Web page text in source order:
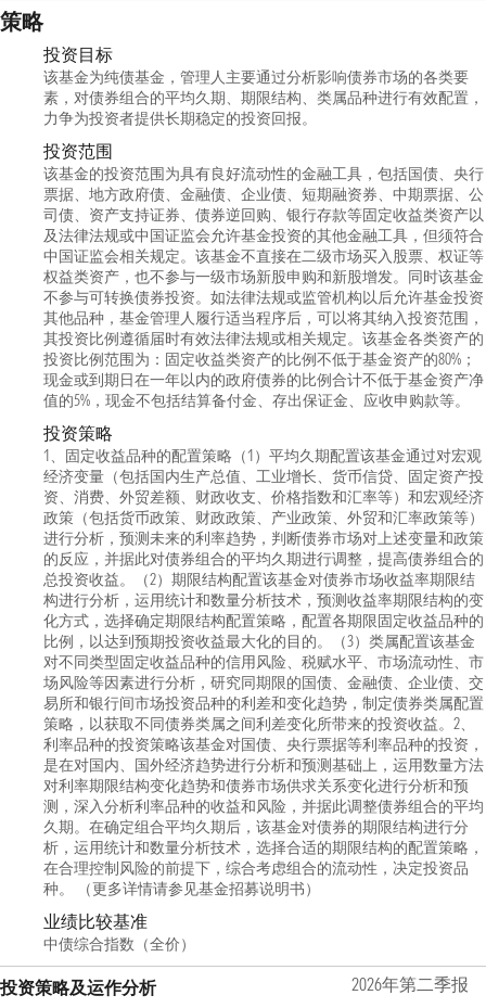
策略
投资目标
该基金为纯债基金，管理人主要通过分析影响债券市场的各类要
素，对债券组合的平均久期、期限结构、类属品种进行有效配置，
力争为投资者提供长期稳定的投资回报。
投资范围
该基金的投资范围为具有良好流动性的金融工具，包括国债、央行
票据、地方政府债、金融债、企业债、短期融资券、中期票据、公
司债、资产支持证券、债券逆回购、银行存款等固定收益类资产以
及法律法规或中国证监会允许基金投资的其他金融工具，但须符合
中国证监会相关规定。该基金不直接在二级市场买入股票、权证等
权益类资产，也不参与一级市场新股申购和新股增发。同时该基金
不参与可转换债券投资。如法律法规或监管机构以后允许基金投资
其他品种，基金管理人履行适当程序后，可以将其纳入投资范围，
其投资比例遵循届时有效法律法规或相关规定。该基金各类资产的
投资比例范围为：固定收益类资产的比例不低于基金资产的80%；
现金或到期日在一年以内的政府债券的比例合计不低于基金资产净
值的5%，现金不包括结算备付金、存出保证金、应收申购款等。
投资策略
1、固定收益品种的配置策略（1）平均久期配置该基金通过对宏观
经济变量（包括国内生产总值、工业增长、货币信贷、固定资产投
资、消费、外贸差额、财政收支、价格指数和汇率等）和宏观经济
政策（包括货币政策、财政政策、产业政策、外贸和汇率政策等）
进行分析，预测未来的利率趋势，判断债券市场对上述变量和政策
的反应，并据此对债券组合的平均久期进行调整，提高债券组合的
总投资收益。（2）期限结构配置该基金对债券市场收益率期限结
构进行分析，运用统计和数量分析技术，预测收益率期限结构的变
化方式，选择确定期限结构配置策略，配置各期限固定收益品种的
比例，以达到预期投资收益最大化的目的。（3）类属配置该基金
对不同类型固定收益品种的信用风险、税赋水平、市场流动性、市
场风险等因素进行分析，研究同期限的国债、金融债、企业债、交
易所和银行间市场投资品种的利差和变化趋势，制定债券类属配置
策略，以获取不同债券类属之间利差变化所带来的投资收益。2、
利率品种的投资策略该基金对国债、央行票据等利率品种的投资，
是在对国内、国外经济趋势进行分析和预测基础上，运用数量方法
对利率期限结构变化趋势和债券市场供求关系变化进行分析和预
测，深入分析利率品种的收益和风险，并据此调整债券组合的平均
久期。在确定组合平均久期后，该基金对债券的期限结构进行分
析，运用统计和数量分析技术，选择合适的期限结构的配置策略，
在合理控制风险的前提下，综合考虑组合的流动性，决定投资品
种。 （更多详情请参见基金招募说明书）
业绩比较基准
中债综合指数（全价）
投资策略及运作分析 2026年第二季报